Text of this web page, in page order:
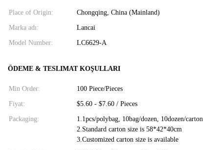
Place of Origin: Chongqing, China (Mainland)
Marka adı: Lancai
Model Number: LC6629-A
ÖDEME & TESLIMAT KOŞULLARI
Min Order: 100 Piece/Pieces
Fiyat: $5.60 - $7.60 / Pieces
Packaging:
1.1pcs/polybag, 10bag/dozen, 10dozen/carton
2.Standard carton size is 58*42*40cm
3.Customized carton size is available